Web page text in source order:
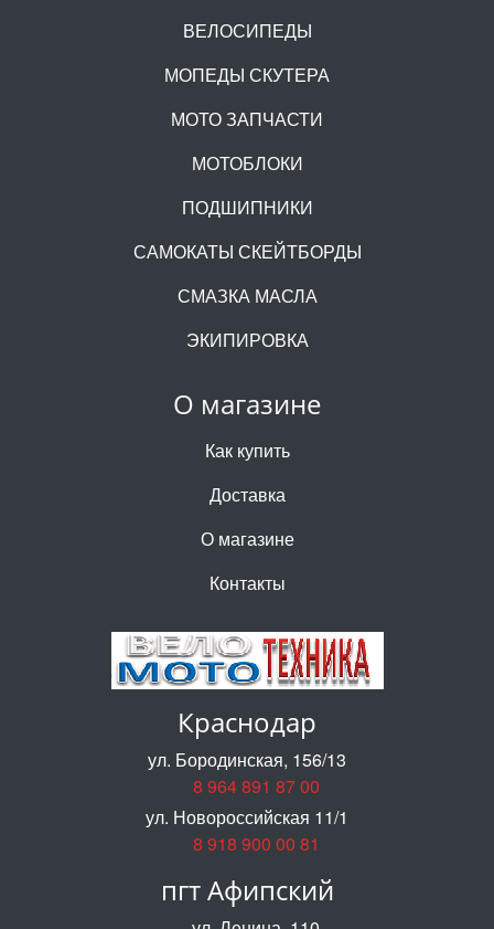
О магазине
Как купить
Доставка
О магазине
Контакты
ВЕЛОСИПЕДЫ
МОПЕДЫ СКУТЕРА
МОТО ЗАПЧАСТИ
МОТОБЛОКИ
ПОДШИПНИКИ
САМОКАТЫ СКЕЙТБОРДЫ
СМАЗКА МАСЛА
ЭКИПИРОВКА
Краснодар
ул. Бородинская, 156/13
8 964 891 87 00
ул. Новороссийская 11/1
8 918 900 00 81
пгт Афипский